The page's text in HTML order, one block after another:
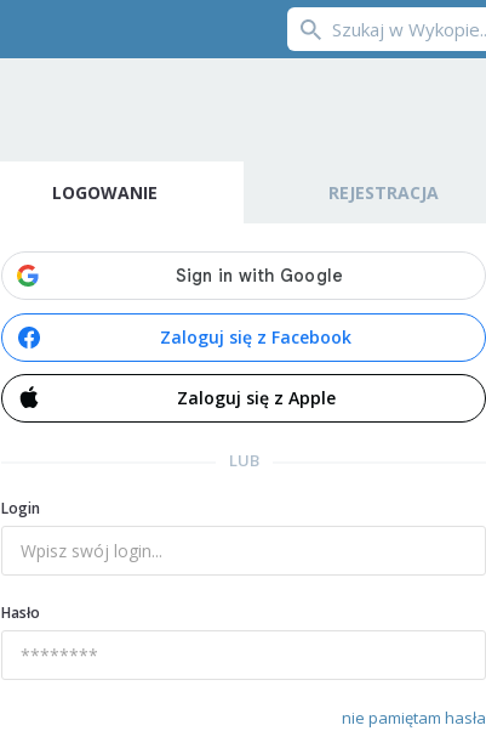
LOGOWANIE REJESTRACJA
Zaloguj się z Facebook
Zaloguj się z Apple
LUB
Login
Hasło
nie pamiętam hasła